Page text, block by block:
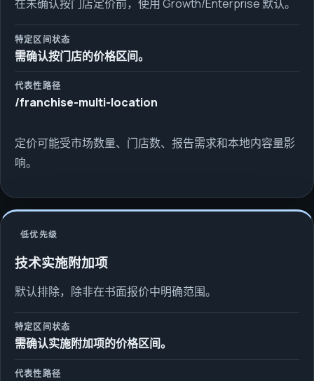
在未确认按门店定价前，使用 Growth/Enterprise 默认。
特定区间状态
需确认按门店的价格区间。
代表性路径
/franchise-multi-location
定价可能受市场数量、门店数、报告需求和本地内容量影
响。
低优先级
技术实施附加项
默认排除，除非在书面报价中明确范围。
特定区间状态
需确认实施附加项的价格区间。
代表性路径